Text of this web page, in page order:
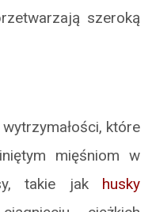
szeroką
które
mięśniom w
takie jak husky